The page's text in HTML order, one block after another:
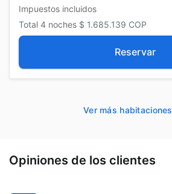
Impuestos incluidos
Total 4 noches $ 1.685.139 COP
Reservar
Ver más habitaciones
Opiniones de los clientes